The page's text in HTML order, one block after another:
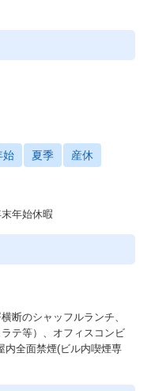
始 夏季 産休
年始休暇
断のシャッフルランチ、
テ等）、オフィスコンビ
内全面禁煙(ビル内喫煙専